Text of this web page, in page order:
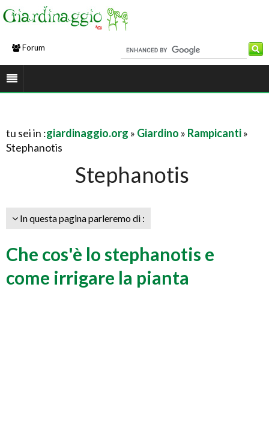
Forum
tu sei in :giardinaggio.org » Giardino » Rampicanti»
Stephanotis
Stephanotis
In questa pagina parleremo di :
Che cos'è lo stephanotis e
come irrigare la pianta